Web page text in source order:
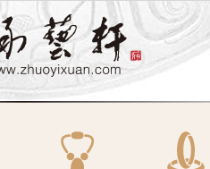
名作 已售